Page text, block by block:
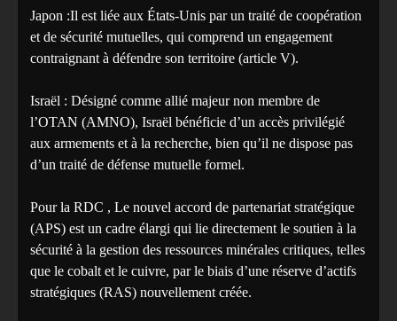
Japon :Il est liée aux États-Unis par un traité de coopération
et de sécurité mutuelles, qui comprend un engagement
contraignant à défendre son territoire (article V).
Israël : Désigné comme allié majeur non membre de
l’OTAN (AMNO), Israël bénéficie d’un accès privilégié
aux armements et à la recherche, bien qu’il ne dispose pas
d’un traité de défense mutuelle formel.
Pour la RDC , Le nouvel accord de partenariat stratégique
(APS) est un cadre élargi qui lie directement le soutien à la
sécurité à la gestion des ressources minérales critiques, telles
que le cobalt et le cuivre, par le biais d’une réserve d’actifs
stratégiques (RAS) nouvellement créée.